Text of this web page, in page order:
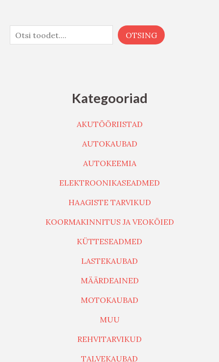
OTSING
Kategooriad
AKUTÖÖRIISTAD
AUTOKAUBAD
AUTOKEEMIA
ELEKTROONIKASEADMED
HAAGISTE TARVIKUD
KOORMAKINNITUS JA VEOKÖIED
KÜTTESEADMED
LASTEKAUBAD
MÄÄRDEAINED
MOTOKAUBAD
MUU
REHVITARVIKUD
TALVEKAUBAD